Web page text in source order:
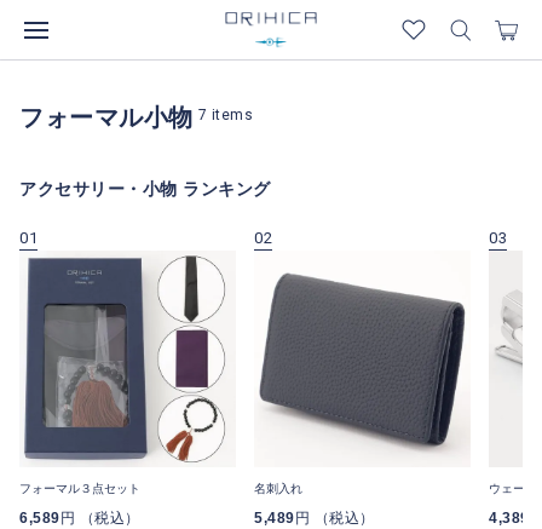
フォーマル小物 7 items
アクセサリー・小物 ランキング
01
フォーマル３点セット
6,589 円 （税込）
02
名刺入れ
5,489 円 （税込）
03
ウェーブ
4,389